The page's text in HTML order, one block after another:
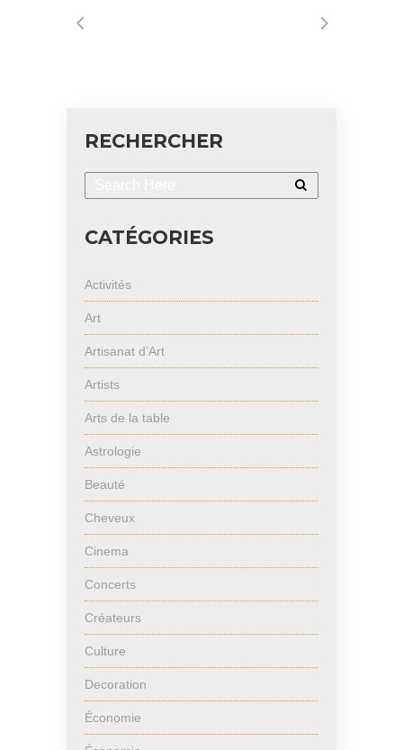
RECHERCHER
CATÉGORIES
Activités
Art
Artisanat d’Art
Artists
Arts de la table
Astrologie
Beauté
Cheveux
Cinema
Concerts
Créateurs
Culture
Decoration
Économie